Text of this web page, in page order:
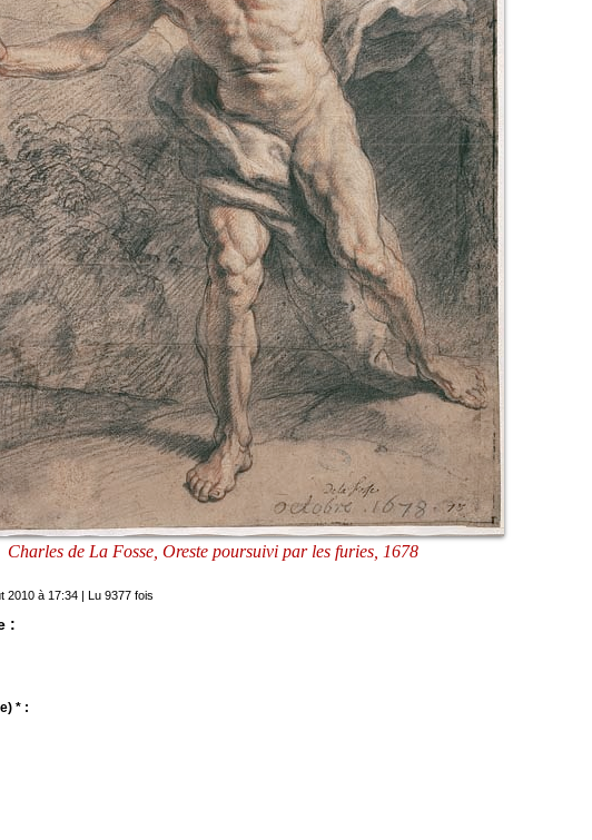
Charles de La Fosse, Oreste poursuivi par les furies, 1678
2010 à 17:34 | Lu 9377 fois
:
* :